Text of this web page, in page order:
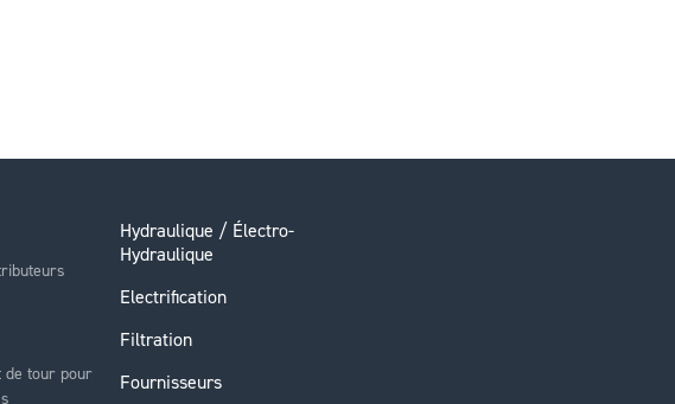
de tour pour
Hydraulique / Électro-
Hydraulique
Electrification
Filtration
Fournisseurs